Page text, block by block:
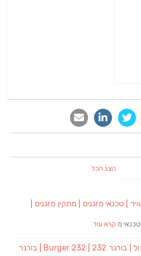
הצג הכל
| טכנאי מזגנים | מתקין מזגנים |
טכנאי מ קרא עוד
בורגר באשכול | בורגר 232 | Burger 232 | בורגר